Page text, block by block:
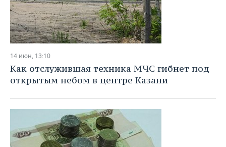
14 июн, 13:10
Как отслужившая техника МЧС гибнет под
открытым небом в центре Казани